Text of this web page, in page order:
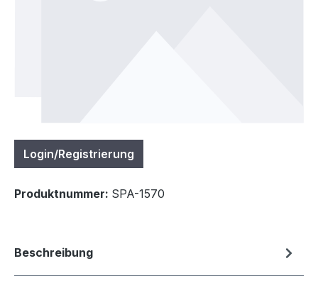
Login/Registrierung
Produktnummer: SPA-1570
Beschreibung